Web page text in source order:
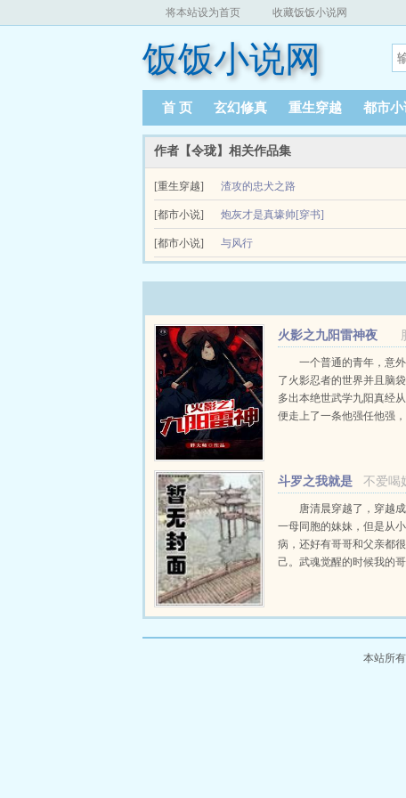
将本站设为首页 收藏饭饭小说网
饭饭小说网
首 页 玄幻修真 重生穿越 都市小
作者【令珑】相关作品集
[重生穿越] 渣攻的忠犬之路
沈清源意外地捡到一个废柴，这家伙吃他家睡他家
就提前实现了！可为什么身边的那位是这个渣！这是
[都市小说] 炮灰才是真壕帅[穿书]
21世纪的宅男叶息在一场车祸之后意外穿越到一本
[都市小说] 与风行
火影之九阳雷神夜
一个普通的青年，意
了火影忍者的世界并且脑
多出本绝世武学九阳真经
便走上了一条他强任他强
不爱喝
斗罗之我就是
太阳少女
唐清晨穿越了，穿越
一母同胞的妹妹，但是从
病，还好有哥哥和父亲都
己。武魂觉醒的时候我的
曝光了吗？我是唐三，我
本站所